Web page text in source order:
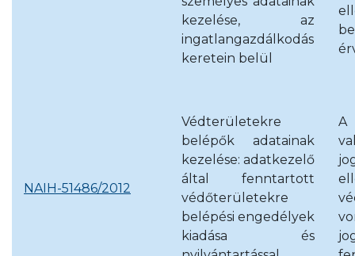
kezelése, az
ingatlangazdálkodás
keretein belül
NAIH-51486/2012
Védterületekre
belépők adatainak
kezelése: adatkezelő
által fenntartott
védőterületekre
belépési engedélyek
kiadása és
A